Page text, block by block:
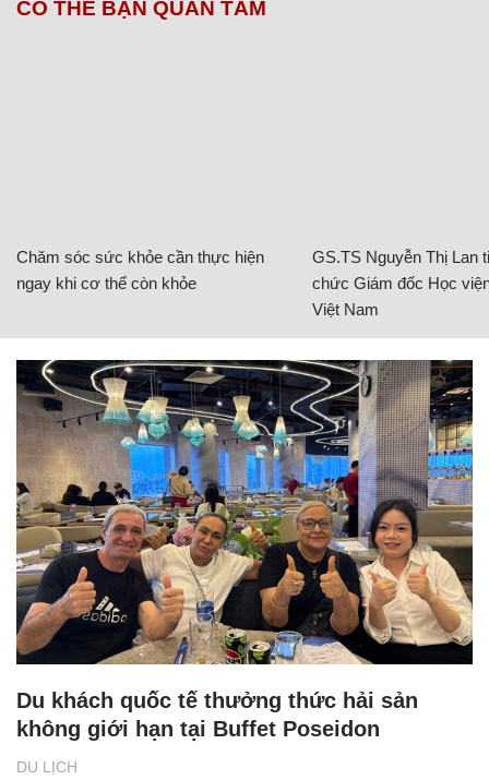
CÓ THỂ BẠN QUAN TÂM
Chăm sóc sức khỏe cần thực hiện
ngay khi cơ thể còn khỏe
GS.TS Nguyễn Thị Lan
chức Giám đốc Học
Việt Nam
DU LỊCH
Du khách quốc tế thưởng thức hải sản
không giới hạn tại Buffet Poseidon